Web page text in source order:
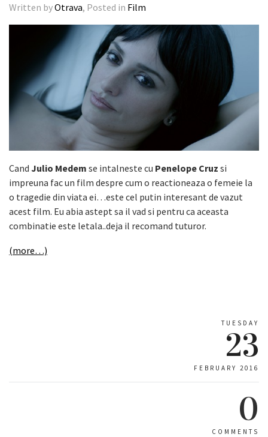
Written byOtrava, Posted in Film
Cand Julio Medem se intalneste cu Penelope Cruz si
impreuna fac un film despre cum o reactioneaza o femeie la
o tragedie din viata ei…este cel putin interesant de vazut
acest film. Eu abia astept sa il vad si pentru ca aceasta
combinatie este letala..deja il recomand tuturor.
(more…)
TUESDAY
23
FEBRUARY 2016
0
COMMENTS